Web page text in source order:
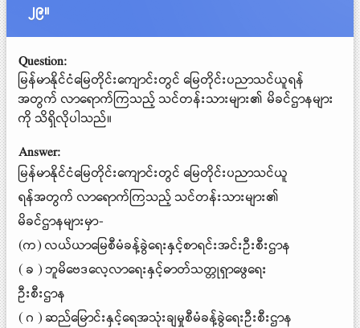
၂၉။
Question:
မြန်မာနိုင်ငံမြေတိုင်းကျောင်းတွင် မြေတိုင်းပညာသင်ယူရန်
အတွက် လာရောက်ကြသည့် သင်တန်းသားများ၏ မိခင်ဌာနများ
ကို သိရှိလိုပါသည်။
Answer:
မြန်မာနိုင်ငံမြေတိုင်းကျောင်းတွင် မြေတိုင်းပညာသင်ယူ
ရန်အတွက် လာရောက်ကြသည့် သင်တန်းသားများ၏
မိခင်ဌာနများမှာ-
(က) လယ်ယာမြေစီမံခန့်ခွဲရေးနှင့်စာရင်းအင်းဦးစီးဌာန
( ခ ) ဘူမိဗေဒလေ့လာရေးနှင့်ဓာတ်သတ္တုရှာဖွေရေး
ဦးစီးဌာန
( ဂ ) ဆည်မြောင်းနှင့်ရေအသုံးချမှုစီမံခန့်ခွဲရေးဦးစီးဌာန